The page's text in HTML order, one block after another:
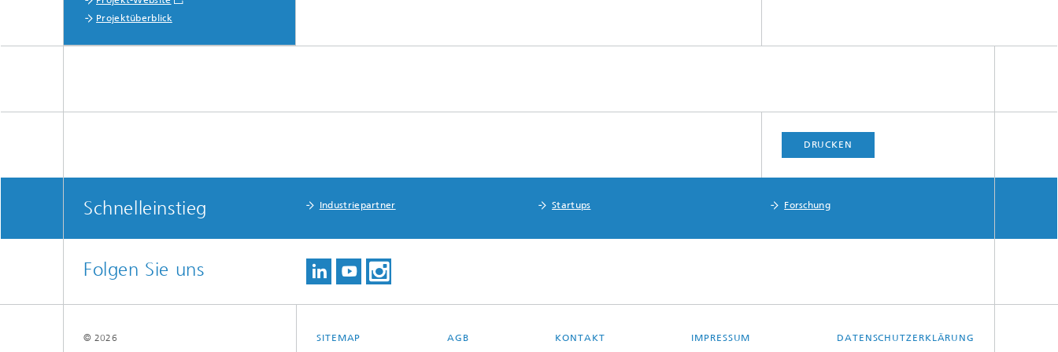
Projektüberblick
DRUCKEN
Schnelleinstieg Industriepartner Startups Forschung
Folgen Sie uns
SITEMAP AGB KONTAKT IMPRESSUM DATENSCHUTZERKLÄRUNG
© 2026